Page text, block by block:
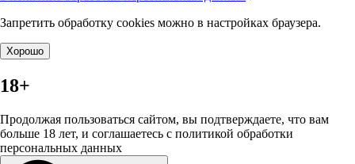
Запретить обработку сookies можно в настройках браузера.
Хорошо
18+
Продолжая пользоваться сайтом, вы подтверждаете, что вам
больше 18 лет, и соглашаетесь с политикой обработки
персональных данных